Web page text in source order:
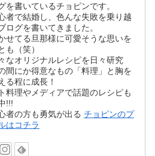
を書いているチョピンです。
者で結婚し、色んな失敗を乗り越
ログを書いてきました。
せてる旦那様に可愛そうな思いを
も（笑）
なオリジナルレシピを日々研究
間にか得意なもの「料理」と胸を
る程に成長！
料理やメディアで話題のレシピも
!!!
者の方も勇気が出るチョピンのプ
はコチラ